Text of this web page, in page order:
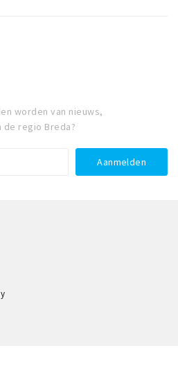
worden van nieuws,
regio Breda?